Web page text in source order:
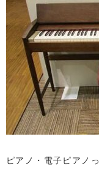
ピアノ・電子ピアノ